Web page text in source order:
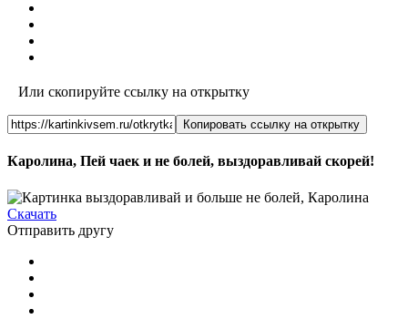
Или скопируйте ссылку на открытку
Копировать ссылку на открытку
Каролина, Пей чаек и не болей, выздоравливай скорей!
Скачать
Отправить другу